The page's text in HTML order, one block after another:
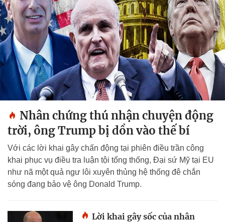
Nhân chứng thú nhận chuyện động
trời, ông Trump bị dồn vào thế bí
Với các lời khai gây chấn động tại phiên điều trần công
khai phục vụ điều tra luận tội tổng thống, Đại sứ Mỹ tại EU
như nã một quả ngư lôi xuyên thủng hệ thống đê chắn
sóng đang bảo vệ ông Donald Trump.
Lời khai gây sốc của nhân